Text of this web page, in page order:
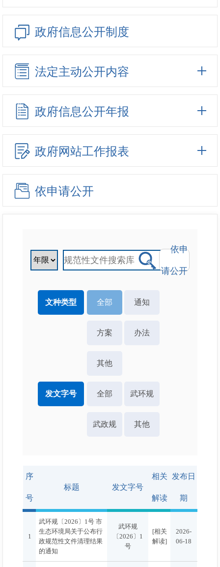
政府信息公开制度
法定主动公开内容
政府信息公开年报
政府网站工作报表
依申请公开
依申
请公开
文种类型 全部 通知
方案 办法
其他
发文字号 全部 武环规
武政规 其他
序
号
标题 发文字号
相关
解读
发布日
期
1
武环规〔2026〕1号 市
生态环境局关于公布行
政规范性文件清理结果
的通知
武环规
〔2026〕1
号
[相关
解读]
2026-
06-18